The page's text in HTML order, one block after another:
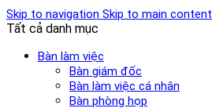
Skip to navigation Skip to main content
Tất cả danh mục
Bàn làm việc
Bàn giám đốc
Bàn làm việc cá nhân
Bàn phòng họp